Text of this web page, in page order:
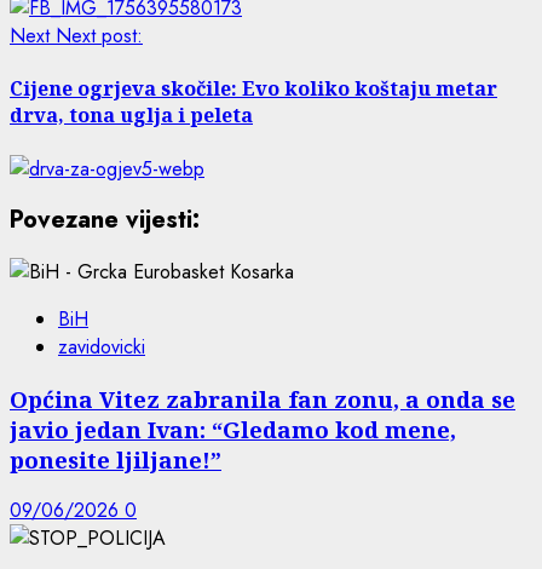
Next Next post:
Cijene ogrjeva skočile: Evo koliko koštaju metar
drva, tona uglja i peleta
Povezane vijesti:
BiH
zavidovicki
Općina Vitez zabranila fan zonu, a onda se
javio jedan Ivan: “Gledamo kod mene,
ponesite ljiljane!”
09/06/2026 0